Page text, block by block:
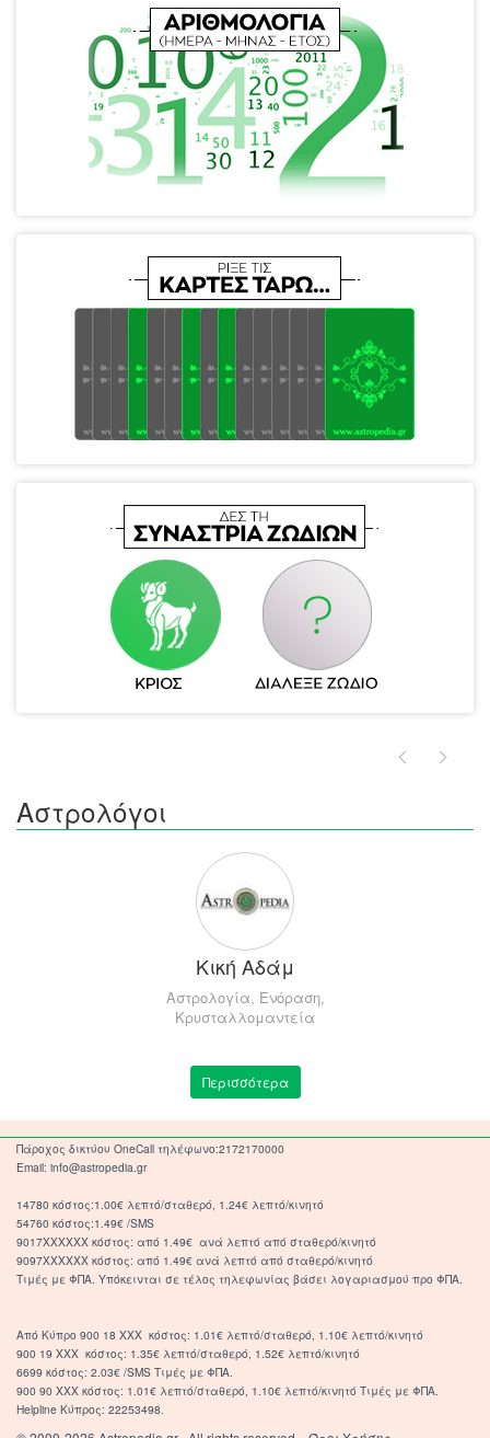
Αστρολόγοι
Κική Αδάμ
Αστρολογία, Ενόραση,
Κρυσταλλομαντεία
Περισσότερα
Πάροχος δικτύου OneCall τηλέφωνο:2172170000
Email: info@astropedia.gr
14780 κόστος:1.00€ λεπτό/σταθερό, 1.24€ λεπτό/κινητό
54760 κόστος:1.49€ /SMS
9017XXXXXX κόστος: από 1.49€ ανά λεπτό από σταθερό/κινητό
9097XXXXXX κόστος: από 1.49€ ανά λεπτό από σταθερό/κινητό
Τιμές με ΦΠΑ. Υπόκεινται σε τέλος τηλεφωνίας βάσει λογαριασμού προ ΦΠΑ.
Από Κύπρο 900 18 ΧΧΧ κόστος: 1.01€ λεπτό/σταθερό, 1.10€ λεπτό/κινητό
900 19 ΧΧΧ κόστος: 1.35€ λεπτό/σταθερό, 1.52€ λεπτό/κινητό
6699 κόστος: 2.03€ /SMS Τιμές με ΦΠΑ.
900 90 XXX κόστος: 1.01€ λεπτό/σταθερό, 1.10€ λεπτό/κινητό Τιμές με ΦΠΑ.
Helpline Κύπρος: 22253498.